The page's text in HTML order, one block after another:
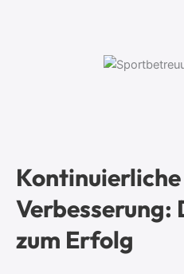
Kontinuierliche
Verbesserung:
zum Erfolg